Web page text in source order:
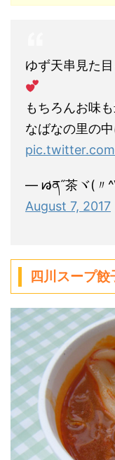
ゆず天串見た
もちろんお味
なばなの里の
— ᘗ⃒ན˝茶ヾ(〃
August 7, 2017
四川スープ餃